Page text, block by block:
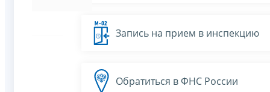
Запись на прием в инспекцию
Обратиться в ФНС России